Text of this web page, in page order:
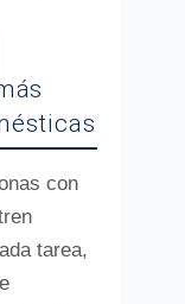
con
tarea,